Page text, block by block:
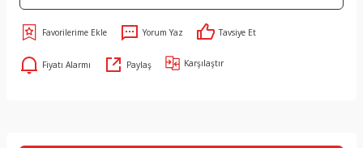
Yorum Yaz Tavsiye Et
Fiyatı Alarmı Paylaş Karşılaştır